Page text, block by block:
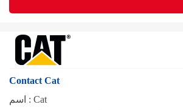
Contact Cat
اسم : Cat